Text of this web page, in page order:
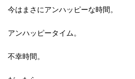
今はまさにアンハッピーな時間。
アンハッピータイム。
不幸時間。